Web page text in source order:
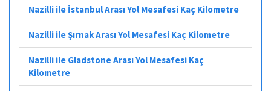
Nazilli ile İstanbul Arası Yol Mesafesi Kaç Kilometre
Nazilli ile Şırnak Arası Yol Mesafesi Kaç Kilometre
Nazilli ile Gladstone Arası Yol Mesafesi Kaç
Kilometre